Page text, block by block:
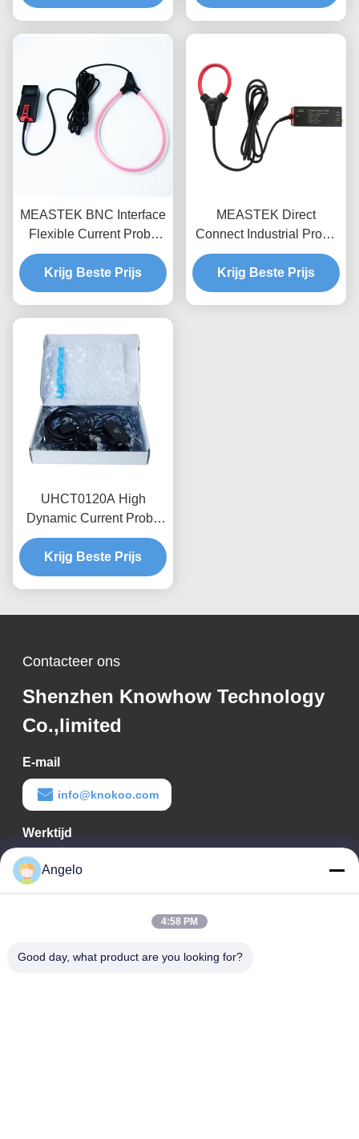
gevoeligheid 50MHz
voor halfgeleider testen
zwevende meting voor
MEASTEK BNC Interface
Flexible Current Probe
LCTB-serie Aanpasbare
Flexible Rogowski Coil
Probe
Krijg Beste Prijs
MEASTEK Direct
Connect Industrial Probe
LCTD-serie Lage
frequentie Flexible
Current Probe, Global
Krijg Beste Prijs
UHCT0120A High
Dynamic Current Probe
0.12kA Peak 70%/ms
Verdunning, Anti-
interferentieontwerp
Krijg Beste Prijs
Contacteer ons
Shenzhen Knowhow Technology
Co.,limited
E-mail
info@knokoo.com
Werktijd
08:00-18:00
Ons adres
Street, Longhua District, Shenzhen City, provincie Guangdong
Angelo
4:58 PM
Good day, what product are you looking for?